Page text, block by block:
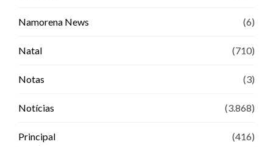
Namorena News (6)
Natal (710)
Notas (3)
Notícias (3.868)
Principal (416)